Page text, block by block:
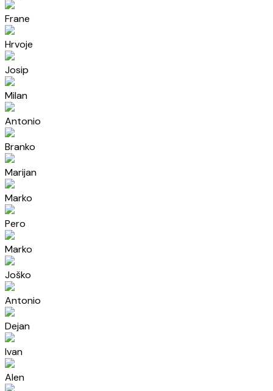
Frane
Hrvoje
Josip
Milan
Antonio
Branko
Marijan
Marko
Pero
Marko
Joško
Antonio
Dejan
Ivan
Alen